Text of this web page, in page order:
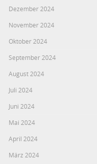
Dezember 2024
November 2024
Oktober 2024
September 2024
August 2024
Juli 2024
Juni 2024
Mai 2024
April 2024
März 2024